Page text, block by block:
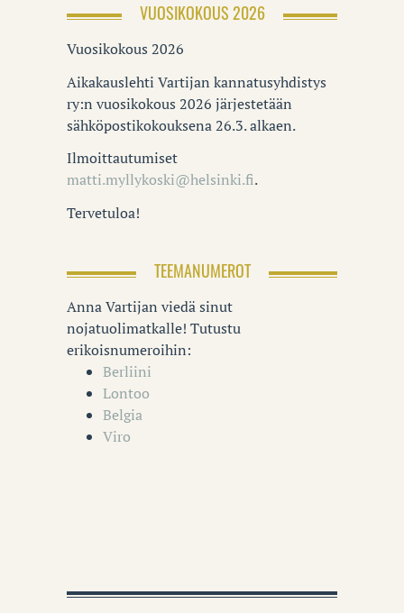
VUOSIKOKOUS 2026
Vuosikokous 2026
Aikakauslehti Vartijan kannatusyhdistys
ry:n vuosikokous 2026 järjestetään
sähköpostikokouksena 26.3. alkaen.
Ilmoittautumiset
matti.myllykoski@helsinki.fi.
Tervetuloa!
TEEMANUMEROT
Anna Vartijan viedä sinut
nojatuolimatkalle! Tutustu
erikoisnumeroihin:
Berliini
Lontoo
Belgia
Viro